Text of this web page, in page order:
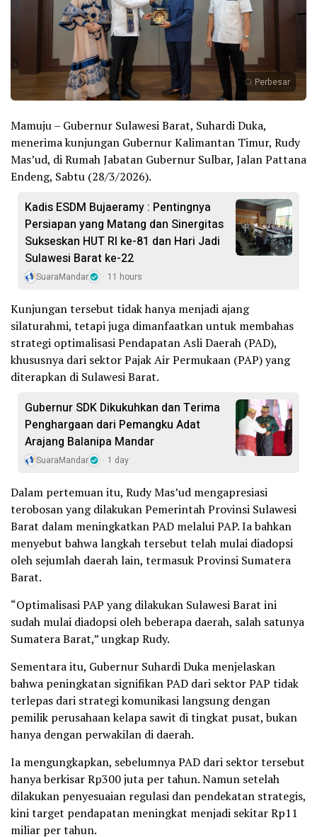
Perbesar
Mamuju – Gubernur Sulawesi Barat, Suhardi Duka,
menerima kunjungan Gubernur Kalimantan Timur, Rudy
Mas’ud, di Rumah Jabatan Gubernur Sulbar, Jalan Pattana
Endeng, Sabtu (28/3/2026).
Kadis ESDM Bujaeramy : Pentingnya
Persiapan yang Matang dan Sinergitas
Sukseskan HUT RI ke-81 dan Hari Jadi
Sulawesi Barat ke-22
SuaraMandar 11 hours
Kunjungan tersebut tidak hanya menjadi ajang
silaturahmi, tetapi juga dimanfaatkan untuk membahas
strategi optimalisasi Pendapatan Asli Daerah (PAD),
khususnya dari sektor Pajak Air Permukaan (PAP) yang
diterapkan di Sulawesi Barat.
Gubernur SDK Dikukuhkan dan Terima
Penghargaan dari Pemangku Adat
Arajang Balanipa Mandar
SuaraMandar 1 day
Dalam pertemuan itu, Rudy Mas’ud mengapresiasi
terobosan yang dilakukan Pemerintah Provinsi Sulawesi
Barat dalam meningkatkan PAD melalui PAP. Ia bahkan
menyebut bahwa langkah tersebut telah mulai diadopsi
oleh sejumlah daerah lain, termasuk Provinsi Sumatera
Barat.
“Optimalisasi PAP yang dilakukan Sulawesi Barat ini
sudah mulai diadopsi oleh beberapa daerah, salah satunya
Sumatera Barat,” ungkap Rudy.
Sementara itu, Gubernur Suhardi Duka menjelaskan
bahwa peningkatan signifikan PAD dari sektor PAP tidak
terlepas dari strategi komunikasi langsung dengan
pemilik perusahaan kelapa sawit di tingkat pusat, bukan
hanya dengan perwakilan di daerah.
Ia mengungkapkan, sebelumnya PAD dari sektor tersebut
hanya berkisar Rp300 juta per tahun. Namun setelah
dilakukan penyesuaian regulasi dan pendekatan strategis,
kini target pendapatan meningkat menjadi sekitar Rp11
miliar per tahun.